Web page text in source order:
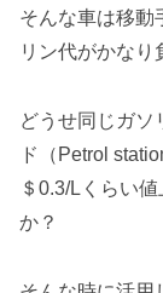
そんな車は移動
リン代がかなり
どうせ同じガソ
ド（Petrol
＄0.3/Lくらい
か？